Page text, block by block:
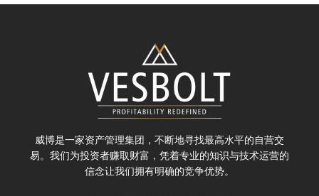
威博是一家资产管理集团，不断地寻找最高水平的自营交
易。我们为投资者赚取财富，凭着专业的知识与技术运营的
信念让我们拥有明确的竞争优势。